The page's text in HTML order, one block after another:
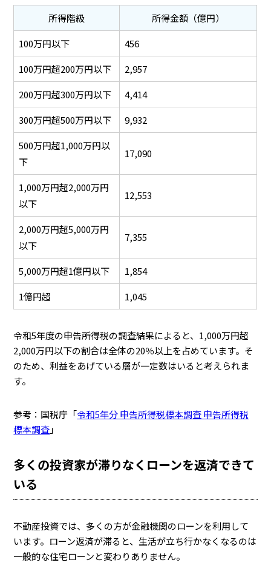
所得階級
所得金額（億円）
100万円以下
456
100万円超200万円以下
2,957
200万円超300万円以下
4,414
300万円超500万円以下
9,932
500万円超1,000万円以
下
17,090
1,000万円超2,000万円
以下
12,553
2,000万円超5,000万円
以下
7,355
5,000万円超1億円以下
1,854
1億円超
1,045
令和5年度の申告所得税の調査結果によると、1,000万円超
2,000万円以下の割合は全体の20％以上を占めています。そ
のため、利益をあげている層が一定数はいると考えられま
す。
参考：国税庁「令和5年分 申告所得税標本調査 申告所得税
標本調査」
多くの投資家が滞りなくローンを返済できて
いる
不動産投資では、多くの方が金融機関のローンを利用して
います。ローン返済が滞ると、生活が立ち行かなくなるのは
一般的な住宅ローンと変わりありません。